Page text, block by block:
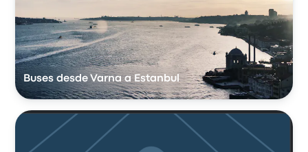
Buses desde Varna a Estanbul